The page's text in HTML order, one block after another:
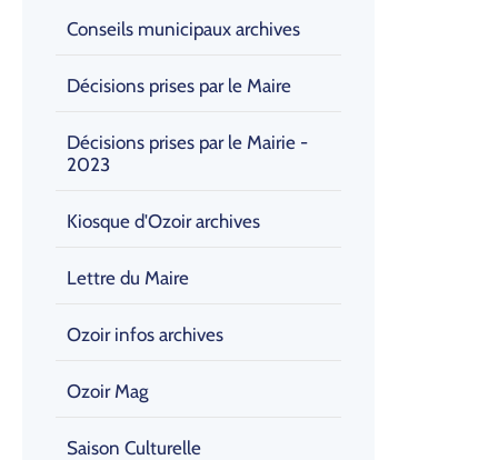
Conseils municipaux archives
Décisions prises par le Maire
Décisions prises par le Mairie -
2023
Kiosque d'Ozoir archives
Lettre du Maire
Ozoir infos archives
Ozoir Mag
Saison Culturelle